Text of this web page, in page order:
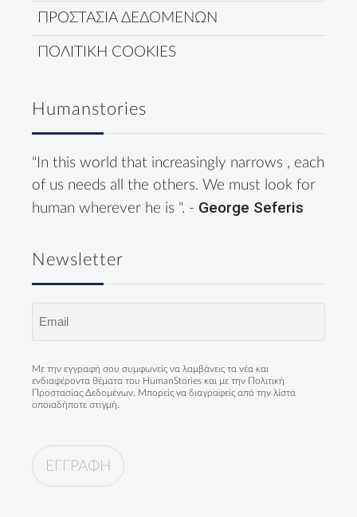
ΠΡΟΣΤΑΣΙΑ ΔΕΔΟΜΕΝΩΝ
ΠΟΛΙΤΙΚΗ COOKIES
Humanstories
"In this world that increasingly narrows , each
of us needs all the others. We must look for
human wherever he is ". - George Seferis
Newsletter
Με την εγγραφή σου συμφωνείς να λαμβάνεις τα νέα και
ενδιαφέροντα θέματα του HumanStories και με την Πολιτική
Προστασίας Δεδομένων . Μπορείς να διαγραφείς από την λίστα
οποιαδήποτε στιγμή.